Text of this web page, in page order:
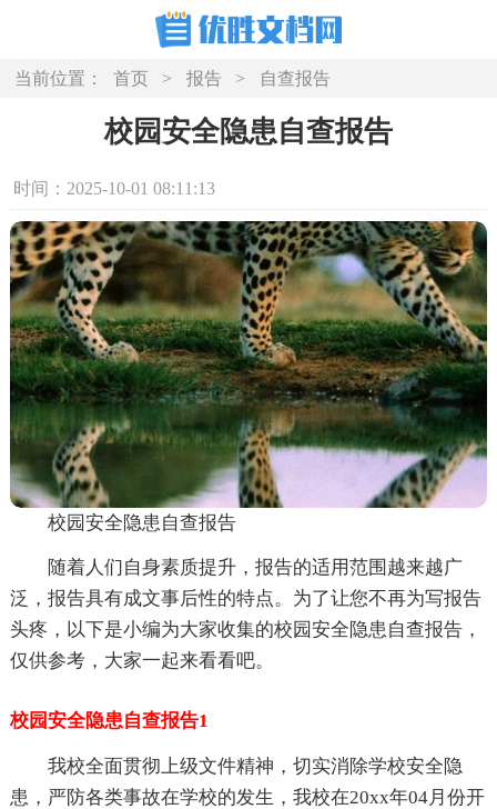
当前位置： 首页 > 报告 > 自查报告
校园安全隐患自查报告
时间：2025-10-01 08:11:13
校园安全隐患自查报告
随着人们自身素质提升，报告的适用范围越来越广
泛，报告具有成文事后性的特点。为了让您不再为写报告
头疼，以下是小编为大家收集的校园安全隐患自查报告，
仅供参考，大家一起来看看吧。
校园安全隐患自查报告1
我校全面贯彻上级文件精神，切实消除学校安全隐
患，严防各类事故在学校的发生，我校在20xx年04月份开